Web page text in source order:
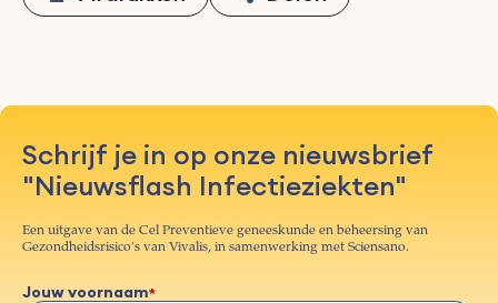
Schrijf je in op onze nieuwsbrief
"Nieuwsflash Infectieziekten"
Een uitgave van de Cel Preventieve geneeskunde en beheersing van
Gezondheidsrisico's van Vivalis, in samenwerking met Sciensano.
Jouw voornaam